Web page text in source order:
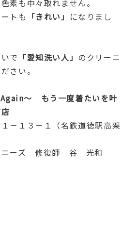
素も中々取れません。
トも 「きれい」 になりまし
で 「愛知洗い人」 のクリーニ
さい。
～ もう一度着たいを叶
－１３－１（名鉄道徳駅高架
ニーズ 修復師 谷 光和